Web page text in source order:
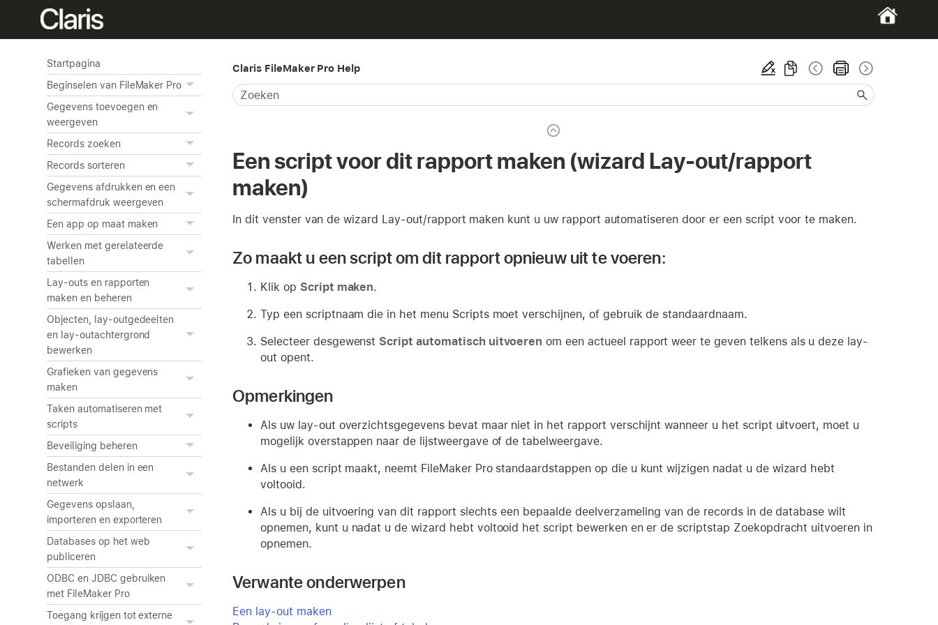
Startpagina
Beginselen van FileMaker Pro
Gegevens toevoegen en
weergeven
Records zoeken
Records sorteren
Gegevens afdrukken en een
schermafdruk weergeven
Een app op maat maken
Werken met gerelateerde
tabellen
Lay-outs en rapporten
maken en beheren
Objecten, lay-outgedeelten
en lay-outachtergrond
bewerken
Grafieken van gegevens
maken
Taken automatiseren met
scripts
Beveiliging beheren
Bestanden delen in een
netwerk
Gegevens opslaan,
importeren en exporteren
Databases op het web
publiceren
ODBC en JDBC gebruiken
met FileMaker Pro
Toegang krijgen tot externe
Claris FileMaker Pro Help
Een script voor dit rapport maken (wizard Lay-out/rapport
maken)
In dit venster van de wizard Lay-out/rapport maken kunt u uw rapport automatiseren door er een script voor te maken.
Zo maakt u een script om dit rapport opnieuw uit te voeren:
Klik op Script maken.
Typ een scriptnaam die in het menu Scripts moet verschijnen, of gebruik de standaardnaam.
Selecteer desgewenst Script automatisch uitvoeren om een actueel rapport weer te geven telkens als u deze lay-
out opent.
Opmerkingen
Als uw lay-out overzichtsgegevens bevat maar niet in het rapport verschijnt wanneer u het script uitvoert, moet u
mogelijk overstappen naar de lijstweergave of de tabelweergave.
Als u een script maakt, neemt FileMaker Pro standaardstappen op die u kunt wijzigen nadat u de wizard hebt
voltooid.
Als u bij de uitvoering van dit rapport slechts een bepaalde deelverzameling van de records in de database wilt
opnemen, kunt u nadat u de wizard hebt voltooid het script bewerken en er de scriptstap Zoekopdracht uitvoeren in
opnemen.
Verwante onderwerpen
Een lay-out maken